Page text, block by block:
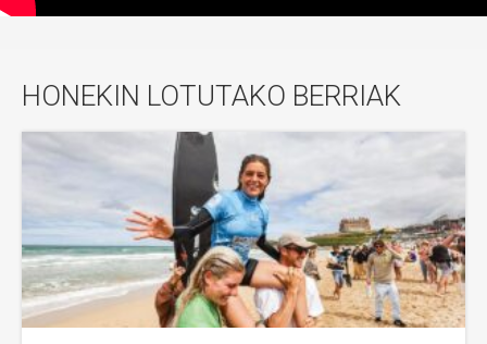
HONEKIN LOTUTAKO BERRIAK